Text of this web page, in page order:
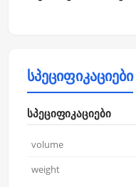
სპეციფიკაციები
სპეციფიკაციები
volume
weight